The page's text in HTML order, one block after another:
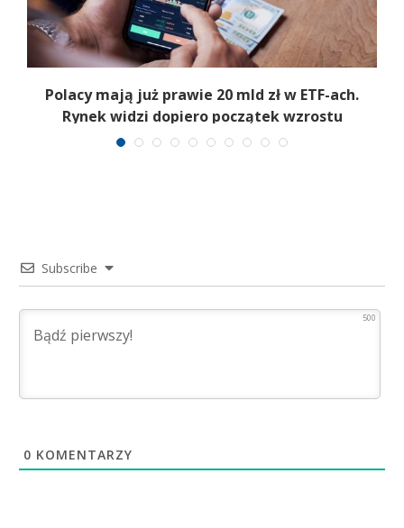
Polacy mają już prawie 20 mld zł w ETF-ach.
Rynek widzi dopiero początek wzrostu
Subscribe
500
0 KOMENTARZY